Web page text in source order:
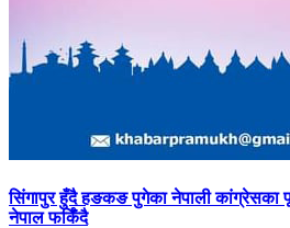
सिंगापुरहुँदै हङकङ पुगेका नेपाली कांग्रेसका
नेपाल फर्किँदै